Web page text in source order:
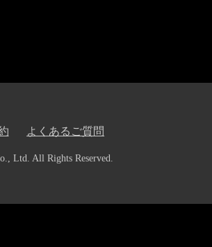
よくあるご質問
Ltd. All Rights Reserved.